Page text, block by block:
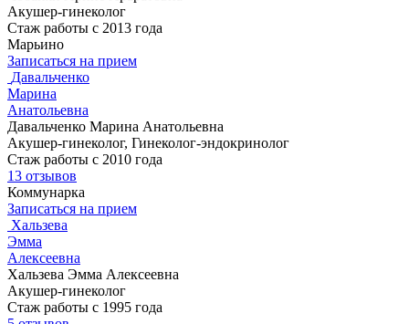
Акушер-гинеколог
Стаж работы с 2013 года
Марьино
Записаться на прием
Давальченко
Марина
Анатольевна
Давальченко Марина Анатольевна
Акушер-гинеколог, Гинеколог-эндокринолог
Стаж работы с 2010 года
13 отзывов
Коммунарка
Записаться на прием
Хальзева
Эмма
Алексеевна
Хальзева Эмма Алексеевна
Акушер-гинеколог
Стаж работы с 1995 года